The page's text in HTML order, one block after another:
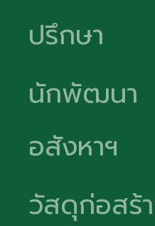
ปรึกษา
นักพัฒนา
อสังหาฯ
วัสดุก่อสร้